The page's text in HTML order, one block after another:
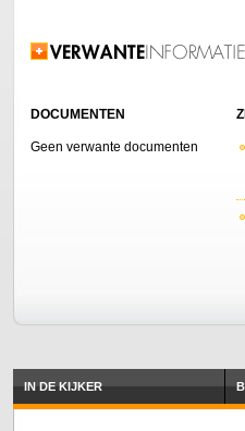
Verwante informatie
DOCUMENTEN
Geen verwante documenten
IN DE KIJKER